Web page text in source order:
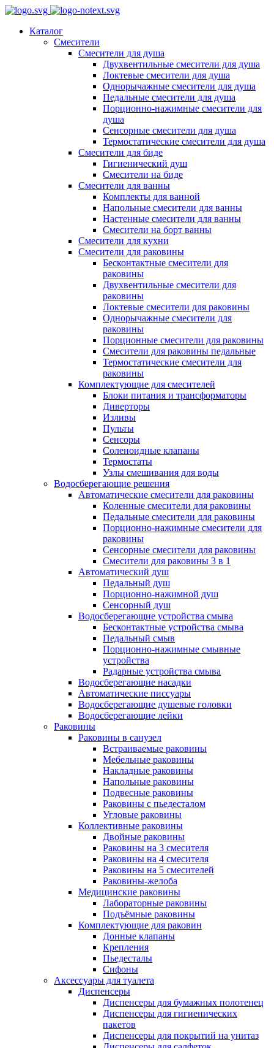
Каталог
Смесители
Смесители для душа
Двухвентильные смесители для душа
Локтевые смесители для душа
Однорычажные смесители для душа
Педальные смесители для душа
Порционно-нажимные смесители для
душа
Сенсорные смесители для душа
Термостатические смесители для душа
Смесители для биде
Гигиенический душ
Смесители на биде
Смесители для ванны
Комплекты для ванной
Напольные смесители для ванны
Настенные смесители для ванны
Смесители на борт ванны
Смесители для кухни
Смесители для раковины
Бесконтактные смесители для
раковины
Двухвентильные смесители для
раковины
Локтевые смесители для раковины
Однорычажные смесители для
раковины
Порционные смесители для раковины
Смесители для раковины педальные
Термостатические смесители для
раковины
Комплектующие для смесителей
Блоки питания и трансформаторы
Диверторы
Изливы
Пульты
Сенсоры
Соленоидные клапаны
Термостаты
Узлы смешивания для воды
Водосберегающие решения
Автоматические смесители для раковины
Коленные смесители для раковины
Педальные смесители для раковины
Порционно-нажимные смесители для
раковины
Сенсорные смесители для раковины
Смесители для раковины 3 в 1
Автоматический душ
Педальный душ
Порционно-нажимной душ
Сенсорный душ
Водосберегающие устройства смыва
Бесконтактные устройства смыва
Педальный смыв
Порционно-нажимные смывные
устройства
Радарные устройства смыва
Водосберегающие насадки
Автоматические писсуары
Водосберегающие душевые головки
Водосберегающие лейки
Раковины
Раковины в санузел
Встраиваемые раковины
Мебельные раковины
Накладные раковины
Напольные раковины
Подвесные раковины
Раковины с пьедесталом
Угловые раковины
Коллективные раковины
Двойные раковины
Раковины на 3 смесителя
Раковины на 4 смесителя
Раковины на 5 смесителей
Раковины-желоба
Медицинские раковины
Лабораторные раковины
Подъёмные раковины
Комплектующие для раковин
Донные клапаны
Крепления
Пьедесталы
Сифоны
Аксессуары для туалета
Диспенсеры
Диспенсеры для бумажных полотенец
Диспенсеры для гигиенических
пакетов
Диспенсеры для покрытий на унитаз